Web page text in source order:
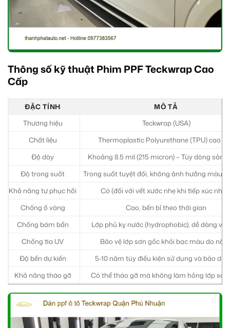
Thông số kỹ thuật Phim PPF Teckwrap Cao
Cấp
ĐẶC TÍNH
MÔ TẢ
Thương hiệu
Teckwrap (USA)
Chất liệu
Thermoplastic Polyurethane (TPU) cao
Độ dày
Khoảng 8.5 mil (215 micron) – Tùy dòng sản
Độ trong suốt
Trong suốt tuyệt đối, không ảnh hưởng màu
Khả năng tự phục hồi
Có (đối với vết xước nhẹ khi tiếp xúc
Chống ố vàng
Cao, bền bỉ theo thời gian
Chống bám bẩn
Lớp phủ kỵ nước (hydrophobic), dễ dàng vệ
Chống tia UV
Bảo vệ lớp sơn gốc khỏi bạc màu do
Độ bền dự kiến
5-10 năm tùy điều kiện sử dụng và bảo
Khả năng tháo gỡ
Có thể tháo gỡ mà không làm hỏng lớp sơn